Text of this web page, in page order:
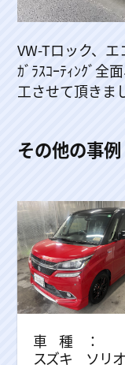
VW-Tロック、
ｶﾞﾗｽｺｰﾃｨﾝｸﾞ全
工させて頂きま
その他の事例
スズキ ソリオ